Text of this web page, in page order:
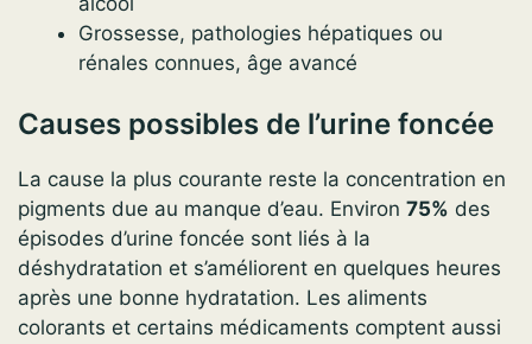
Grossesse, pathologies hépatiques ou
rénales connues, âge avancé
Causes possibles de l’urine foncée
La cause la plus courante reste la concentration en
pigments due au manque d’eau. Environ 75% des
épisodes d’urine foncée sont liés à la
déshydratation et s’améliorent en quelques heures
après une bonne hydratation. Les aliments
colorants et certains médicaments comptent aussi